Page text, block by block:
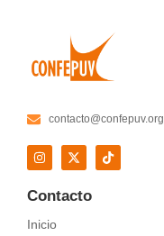
contacto@confepuv.org
Contacto
Inicio